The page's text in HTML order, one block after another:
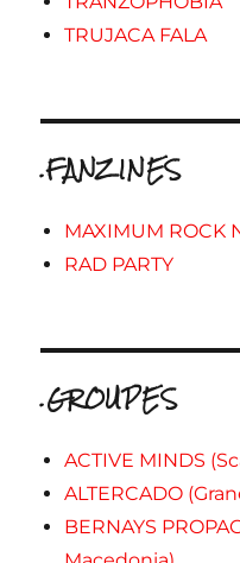
TRUJACA FALA
.FANZINES
MAXIMUM ROCK
RAD PARTY
.GROUPES
ACTIVE MINDS
ALTERCADO
BERNAYS